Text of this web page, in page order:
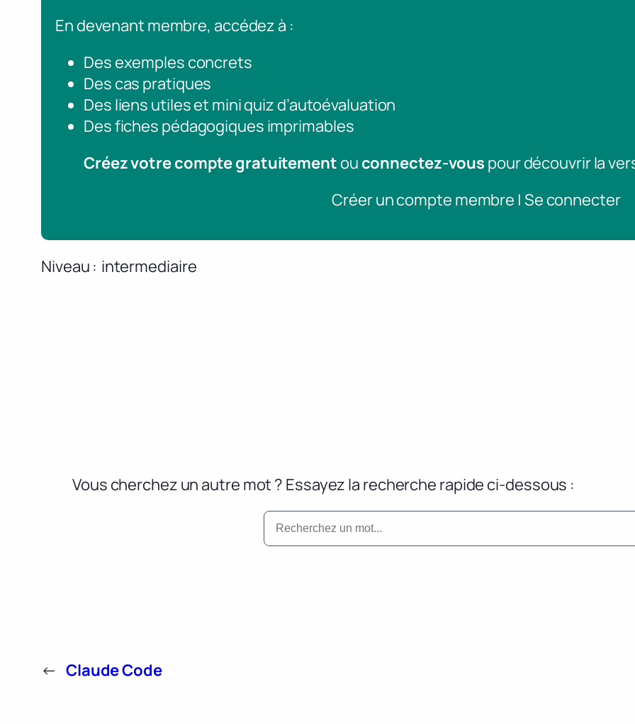
En devenant membre, accédez à :
Des exemples concrets
Des cas pratiques
Des liens utiles et mini quiz d’autoévaluation
Des fiches pédagogiques imprimables
Créez votre compte gratuitement ou connectez-vous pour découvrir la
Créer un compte membre | Se connecter
Niveau intermediaire
Vous cherchez un autre mot ? Essayez la recherche rapide ci-dessous :
← Claude Code